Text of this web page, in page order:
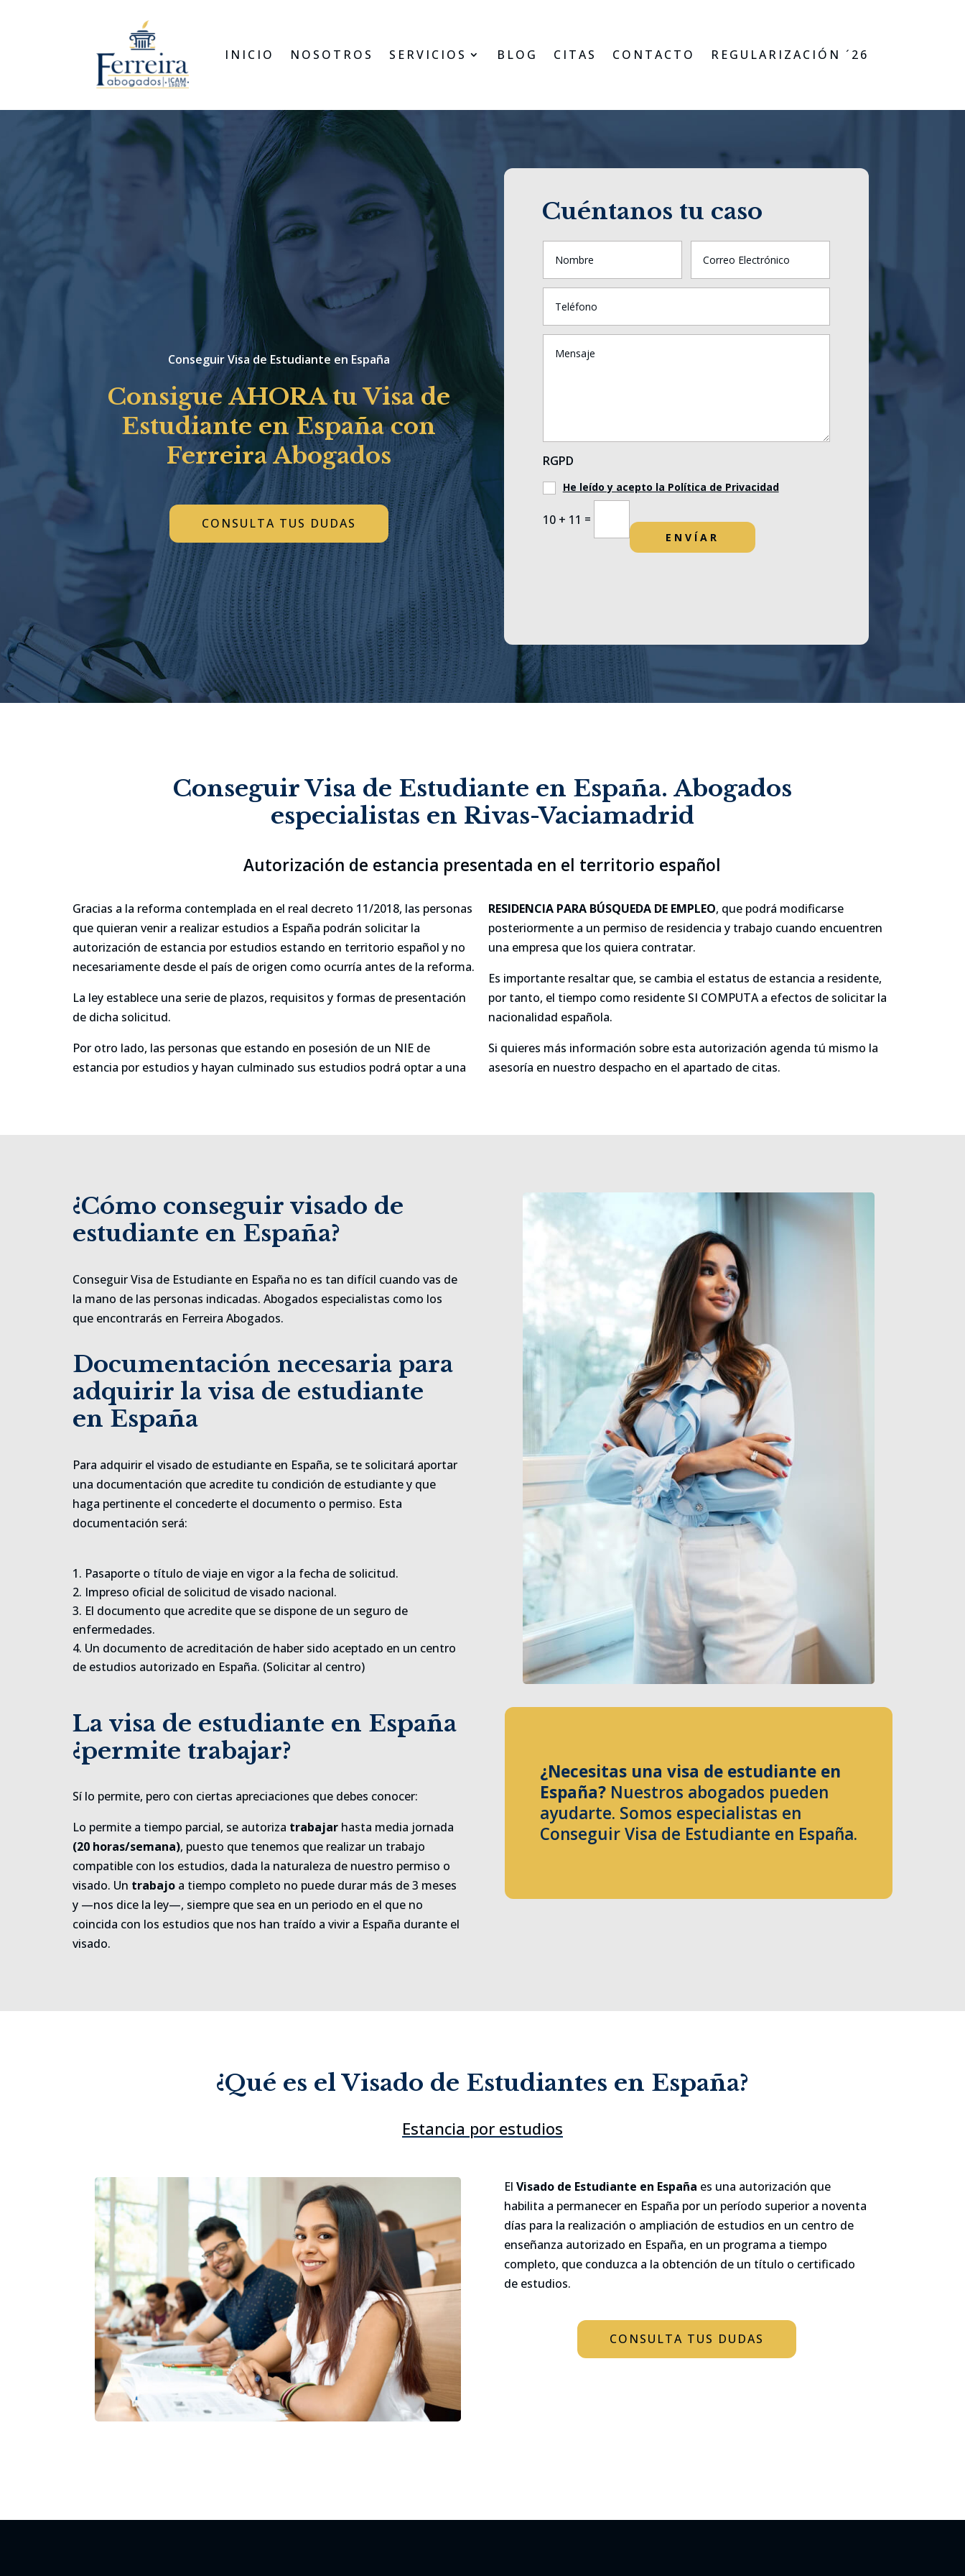
INICIO NOSOTROS SERVICIOS BLOG CITAS CONTACTO REGULARIZACIÓN ´26
Conseguir Visa de Estudiante en España
Consigue AHORA tu Visa de
Estudiante en España con
Ferreira Abogados
CONSULTA TUS DUDAS
Cuéntanos tu caso
RGPD
He leído y acepto la Política de Privacidad
10 + 11 =
ENVÍAR
Conseguir Visa de Estudiante en España. Abogados
especialistas en Rivas-Vaciamadrid
Autorización de estancia presentada en el territorio español
Gracias a la reforma contemplada en el real decreto 11/2018, las personas
que quieran venir a realizar estudios a España podrán solicitar la
autorización de estancia por estudios estando en territorio español y no
necesariamente desde el país de origen como ocurría antes de la reforma.
La ley establece una serie de plazos, requisitos y formas de presentación
de dicha solicitud.
Por otro lado, las personas que estando en posesión de un NIE de
estancia por estudios y hayan culminado sus estudios podrá optar a una
RESIDENCIA PARA BÚSQUEDA DE EMPLEO, que podrá modificarse
posteriormente a un permiso de residencia y trabajo cuando encuentren
una empresa que los quiera contratar.
Es importante resaltar que, se cambia el estatus de estancia a residente,
por tanto, el tiempo como residente SI COMPUTA a efectos de solicitar la
nacionalidad española.
Si quieres más información sobre esta autorización agenda tú mismo la
asesoría en nuestro despacho en el apartado de citas.
¿Cómo conseguir visado de
estudiante en España?
Conseguir Visa de Estudiante en España no es tan difícil cuando vas de
la mano de las personas indicadas. Abogados especialistas como los
que encontrarás en Ferreira Abogados.
Documentación necesaria para
adquirir la visa de estudiante
en España
Para adquirir el visado de estudiante en España, se te solicitará aportar
una documentación que acredite tu condición de estudiante y que
haga pertinente el concederte el documento o permiso. Esta
documentación será:
Pasaporte o título de viaje en vigor a la fecha de solicitud.
Impreso oficial de solicitud de visado nacional.
El documento que acredite que se dispone de un seguro de
enfermedades.
Un documento de acreditación de haber sido aceptado en un centro
de estudios autorizado en España. (Solicitar al centro)
La visa de estudiante en España
¿permite trabajar?
Sí lo permite, pero con ciertas apreciaciones que debes conocer:
Lo permite a tiempo parcial, se autoriza trabajarhasta media jornada
(20 horas/semana), puesto que tenemos que realizar un trabajo
compatible con los estudios, dada la naturaleza de nuestro permiso o
visado. Un trabajoa tiempo completo no puede durar más de 3 meses
y —nos dice la ley—, siempre que sea en un periodo en el que no
coincida con los estudios que nos han traído a vivir a España durante el
visado.
¿Necesitas una visa de estudiante en
España?Nuestros abogados pueden
ayudarte. Somos especialistas en
Conseguir Visa de Estudiante en España.
¿Qué es el Visado de Estudiantes en España?
Estancia por estudios
El Visado de Estudiante en España es una autorización que
habilita a permanecer en España por un período superior a noventa
días para la realización o ampliación de estudios en un centro de
enseñanza autorizado en España, en un programa a tiempo
completo, que conduzca a la obtención de un título o certificado
de estudios.
CONSULTA TUS DUDAS